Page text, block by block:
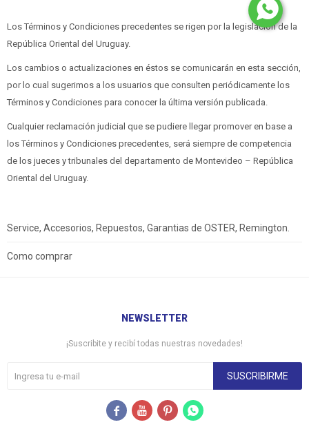
Los Términos y Condiciones precedentes se rigen por la legislación de la
República Oriental del Uruguay.
Los cambios o actualizaciones en éstos se comunicarán en esta sección,
por lo cual sugerimos a los usuarios que consulten periódicamente los
Términos y Condiciones para conocer la última versión publicada.
Cualquier reclamación judicial que se pudiere llegar promover en base a
los Términos y Condiciones precedentes, será siempre de competencia
de los jueces y tribunales del departamento de Montevideo – República
Oriental del Uruguay.
Service, Accesorios, Repuestos, Garantias de OSTER, Remington.
Como comprar
NEWSLETTER
¡Suscribite y recibí todas nuestras novedades!
SUSCRIBIRME
   